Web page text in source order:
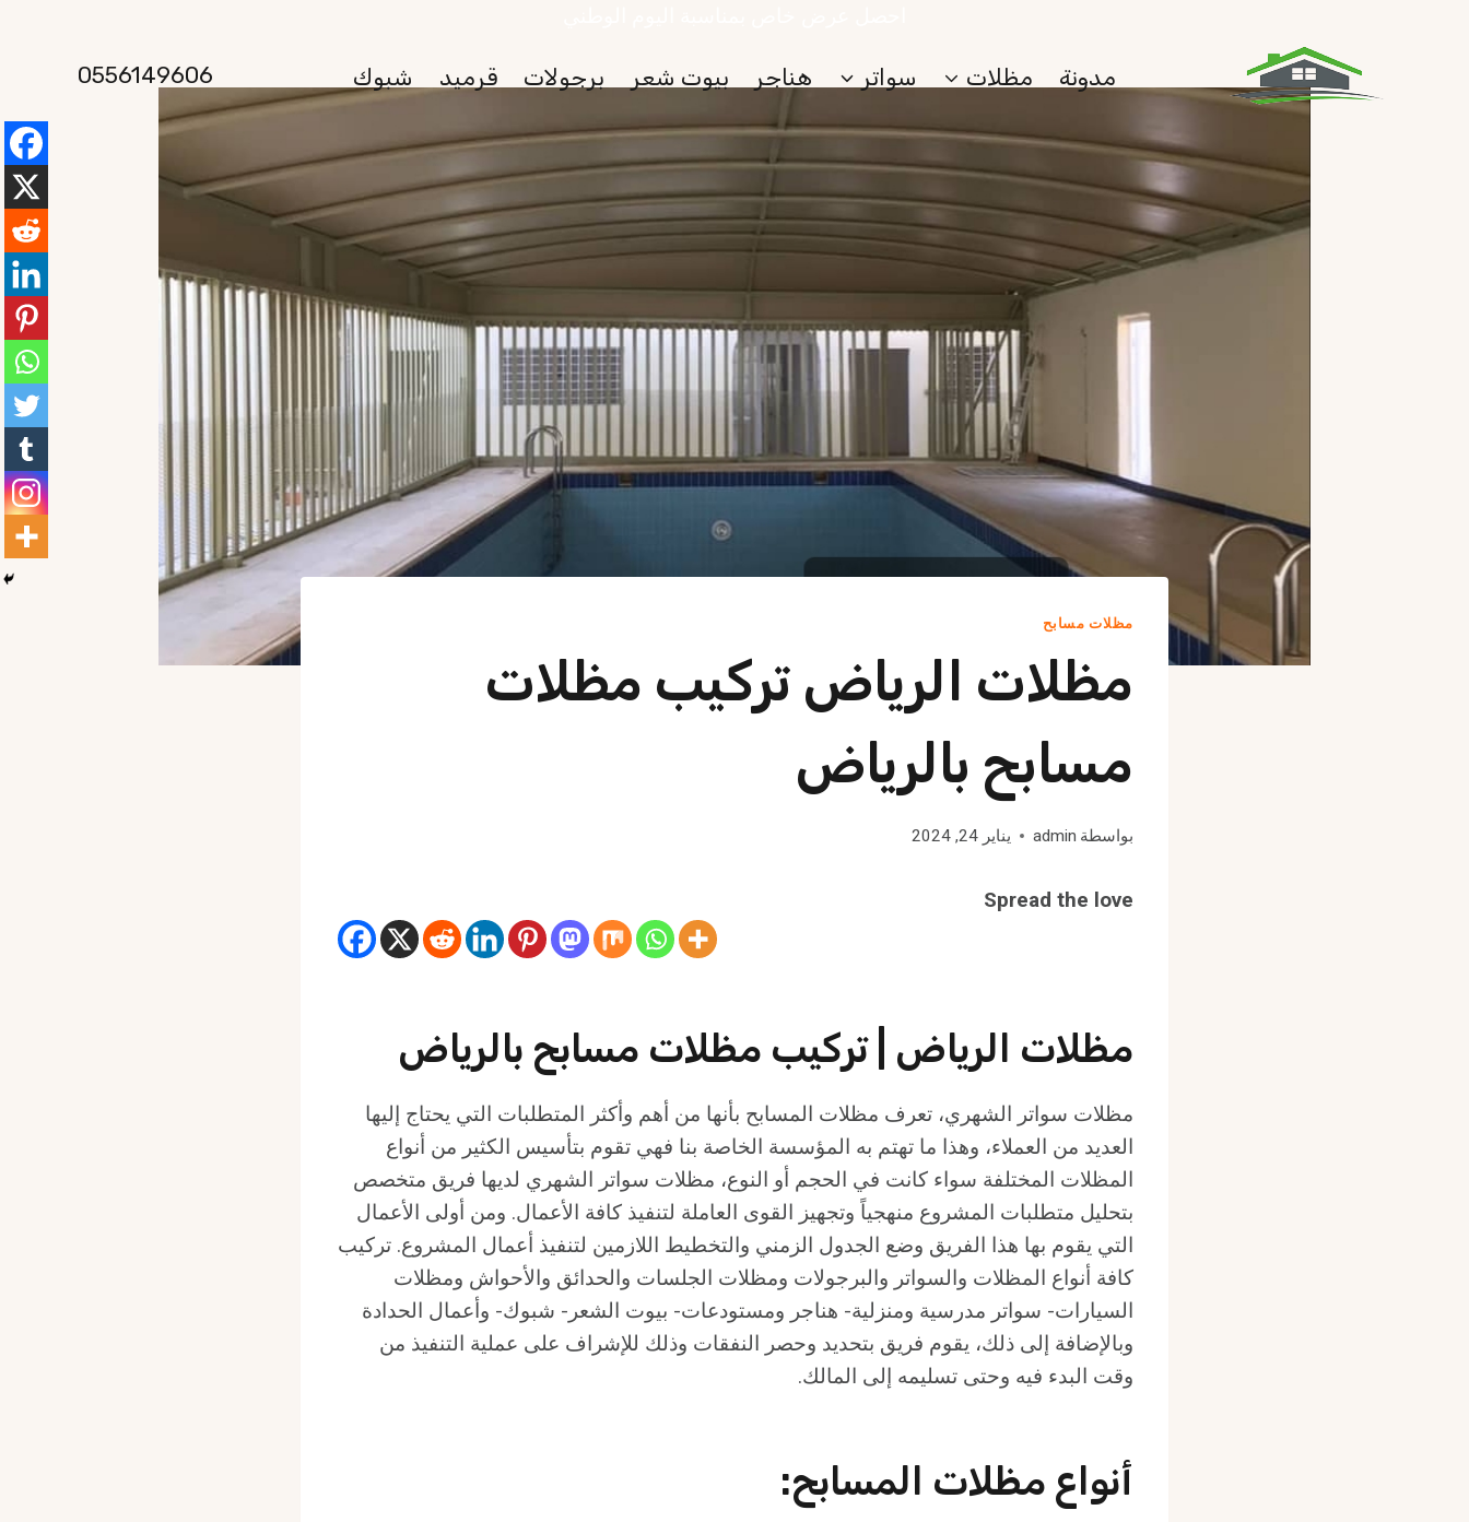
مدونة مظلات سواتر هناجر بيوت شعر برجولات قرميد شبوك 0556149606
مظلات مسابح
مظلات الرياض تركيب مظلات
مسابح بالرياض
بواسطة admin يناير 24, 2024
Spread the love
مظلات الرياض | تركيب مظلات مسابح بالرياض
مظلات سواتر الشهري، تعرف مظلات المسابح بأنها من أهم وأكثر المتطلبات التي يحتاج إليها
العديد من العملاء، وهذا ما تهتم به المؤسسة الخاصة بنا فهي تقوم بتأسيس الكثير من أنواع
المظلات المختلفة سواء كانت في الحجم أو النوع، مظلات سواتر الشهري لديها فريق متخصص
بتحليل متطلبات المشروع منهجياً وتجهيز القوى العاملة لتنفيذ كافة الأعمال. ومن أولى الأعمال
التي يقوم بها هذا الفريق وضع الجدول الزمني والتخطيط اللازمين لتنفيذ أعمال المشروع. تركيب
كافة أنواع المظلات والسواتر والبرجولات ومظلات الجلسات والحدائق والأحواش ومظلات
السيارات- سواتر مدرسية ومنزلية- هناجر ومستودعات- بيوت الشعر- شبوك- وأعمال الحدادة
وبالإضافة إلى ذلك، يقوم فريق بتحديد وحصر النفقات وذلك للإشراف على عملية التنفيذ من
وقت البدء فيه وحتى تسليمه إلى المالك.
أنواع مظلات المسابح: